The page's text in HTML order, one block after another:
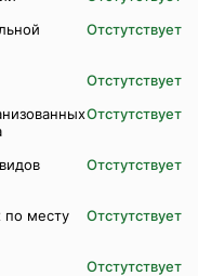
Отстутствует
Отстутствует
Отстутствует
Отстутствует
по месту
Отстутствует
Отстутствует